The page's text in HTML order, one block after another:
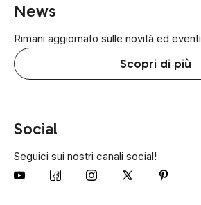
News
Rimani aggiornato sulle novità ed eventi
Scopri di più
Social
Seguici sui nostri canali social!